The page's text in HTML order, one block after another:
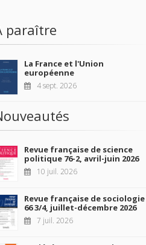
paraître
La France et l'Union
européenne
4 sept. 2026
Revue française de science
politique 76-2, avril-juin 2026
10 juil. 2026
Revue française de sociologie
66 3/4, juillet-décembre 2026
7 juil. 2026